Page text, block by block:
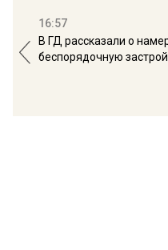
16:57
В ГД рассказали о
беспорядочную